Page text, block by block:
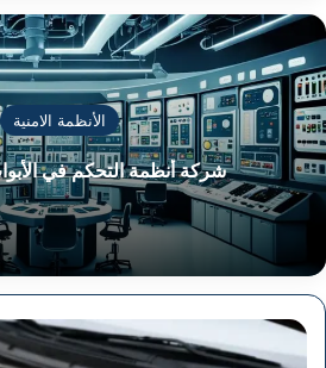
الأنظمة الامنية
شركة أنظمة التحكم في
أجهزة
فحص